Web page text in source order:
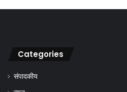
Categories
संपादकीय